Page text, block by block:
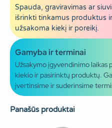
Spauda, graviravimas ar
išrinkti tinkamus produktus
užsakoma kiekį ir poreikį.
Gamyba ir terminai
Užsakymo įgyvendinimo laikas
kiekio ir pasirinktų produktų.
įvertinsime ir suderinsime
Panašūs produktai